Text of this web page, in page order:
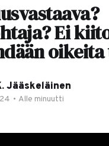
Ei
Jääskeläinen
• Alle minuutti